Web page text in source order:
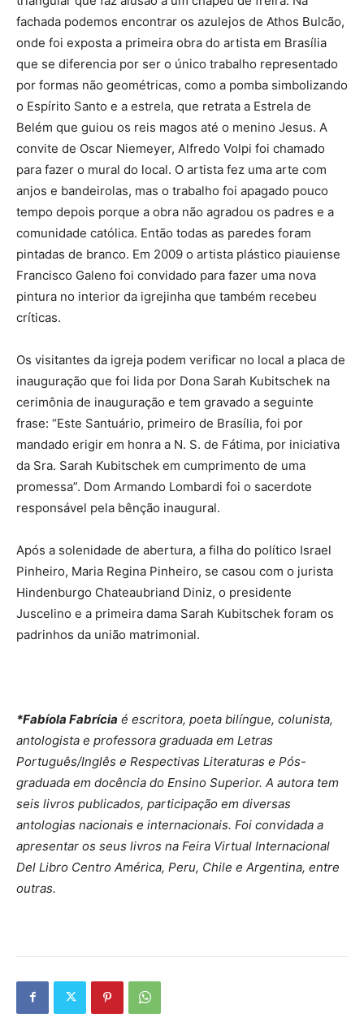
fachada podemos encontrar os azulejos de Athos Bulcão,
onde foi exposta a primeira obra do artista em Brasília
que se diferencia por ser o único trabalho representado
por formas não geométricas, como a pomba simbolizando
o Espírito Santo e a estrela, que retrata a Estrela de
Belém que guiou os reis magos até o menino Jesus. A
convite de Oscar Niemeyer, Alfredo Volpi foi chamado
para fazer o mural do local. O artista fez uma arte com
anjos e bandeirolas, mas o trabalho foi apagado pouco
tempo depois porque a obra não agradou os padres e a
comunidade católica. Então todas as paredes foram
pintadas de branco. Em 2009 o artista plástico piauiense
Francisco Galeno foi convidado para fazer uma nova
pintura no interior da igrejinha que também recebeu
críticas.
Os visitantes da igreja podem verificar no local a placa de
inauguração que foi lida por Dona Sarah Kubitschek na
cerimônia de inauguração e tem gravado a seguinte
frase: “Este Santuário, primeiro de Brasília, foi por
mandado erigir em honra a N. S. de Fátima, por iniciativa
da Sra. Sarah Kubitschek em cumprimento de uma
promessa”. Dom Armando Lombardi foi o sacerdote
responsável pela bênção inaugural.
Após a solenidade de abertura, a filha do político Israel
Pinheiro, Maria Regina Pinheiro, se casou com o jurista
Hindenburgo Chateaubriand Diniz, o presidente
Juscelino e a primeira dama Sarah Kubitschek foram os
padrinhos da união matrimonial.
*Fabíola Fabrícia é escritora, poeta bilíngue, colunista,
antologista e professora graduada em Letras
Português/Inglês e Respectivas Literaturas e Pós-
graduada em docência do Ensino Superior. A autora tem
seis livros publicados, participação em diversas
antologias nacionais e internacionais. Foi convidada a
apresentar os seus livros na Feira Virtual Internacional
Del Libro Centro América, Peru, Chile e Argentina, entre
outras.